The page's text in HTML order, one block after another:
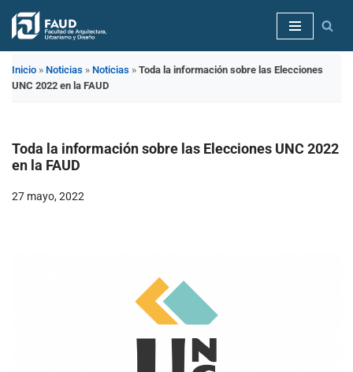
Saltar
contenido
Inicio » Noticias » Noticias » Toda la información sobre las Elecciones
UNC 2022 en la FAUD
Toda la información sobre las Elecciones UNC 2022
en la FAUD
27 mayo, 2022